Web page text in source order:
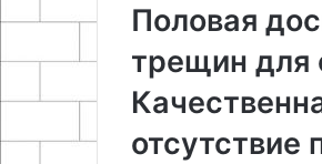
Половая
трещин для
отсутствие